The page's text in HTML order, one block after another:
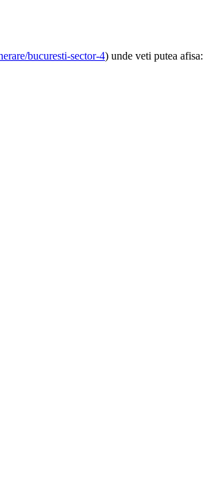
bucuresti-sector-4) unde veti putea afisa: